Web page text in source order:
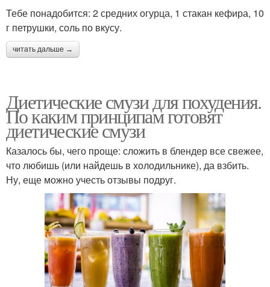
Тебе понадобится: 2 средних огурца, 1 стакан кефира, 10
г петрушки, соль по вкусу.
читать дальше →
Диетические смузи для похудения.
По каким принципам готовят
диетические смузи
Казалось бы, чего проще: сложить в блендер все свежее,
что любишь (или найдешь в холодильнике), да взбить.
Ну, еще можно учесть отзывы подруг.